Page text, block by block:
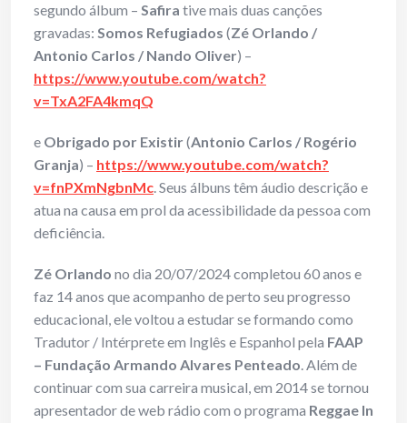
segundo álbum – Safira tive mais duas canções
gravadas: Somos Refugiados (Zé Orlando /
Antonio Carlos / Nando Oliver) –
https://www.youtube.com/watch?
v=TxA2FA4kmqQ
e Obrigado por Existir(Antonio Carlos / Rogério
Granja) – https://www.youtube.com/watch?
v=fnPXmNgbnMc. Seus álbuns têm áudio descrição e
atua na causa em prol da acessibilidade da pessoa com
deficiência.
Zé Orlando no dia 20/07/2024 completou 60 anos e
faz 14 anos que acompanho de perto seu progresso
educacional, ele voltou a estudar se formando como
Tradutor / Intérprete em Inglês e Espanhol pela FAAP
– Fundação Armando Alvares Penteado. Além de
continuar com sua carreira musical, em 2014 se tornou
apresentador de web rádio com o programa Reggae In